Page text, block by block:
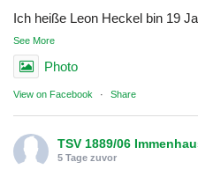
Ich heiße Leon Heckel bin 19
See More
Photo
View on Facebook · Share
TSV 1889/06
5 Tage zuvor